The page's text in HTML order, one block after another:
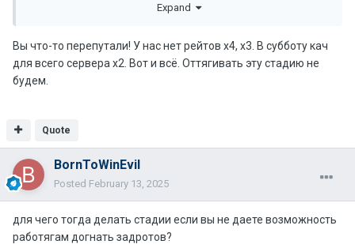
Expand
Вы что-то перепутали! У нас нет рейтов х4, х3. В субботу кач
для всего сервера х2. Вот и всё. Оттягивать эту стадию не
будем.
Quote
BornToWinEvil
Posted February 13, 2025
для чего тогда делать стадии если вы не даете возможность
работягам догнать задротов?